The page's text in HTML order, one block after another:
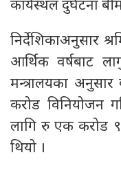
कार्यस्थल दुर्घटना
निर्देशिकाअनुसार
आर्थिक वर्षबाट
मन्त्रालयका
करोड विनियोजन
लागि रु एक करोड
थियो ।